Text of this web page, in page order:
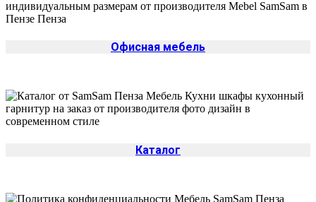
Офисная мебель
Каталог